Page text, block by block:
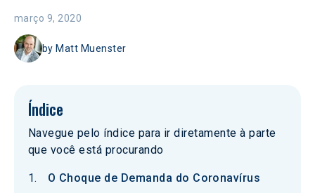
março 9, 2020
by Matt Muenster
Índice
Navegue pelo índice para ir diretamente à parte
que você está procurando
O Choque de Demanda do Coronavírus